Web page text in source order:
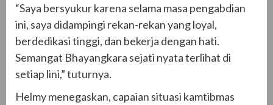
“Saya bersyukur karena selama masa pengabdian
ini, saya didampingi rekan-rekan yang loyal,
berdedikasi tinggi, dan bekerja dengan hati.
Semangat Bhayangkara sejati nyata terlihat di
setiap lini,” tuturnya.
Helmy menegaskan, capaian situasi kamtibmas